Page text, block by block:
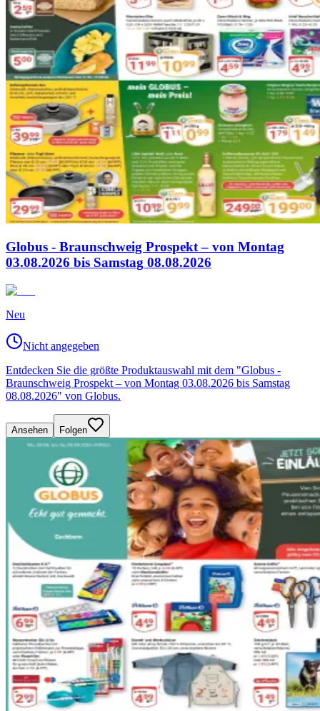
Globus - Braunschweig Prospekt – von Montag
03.08.2026 bis Samstag 08.08.2026
Neu
Nicht angegeben
Entdecken Sie die größte Produktauswahl mit dem "Globus -
Braunschweig Prospekt – von Montag 03.08.2026 bis Samstag
08.08.2026" von Globus.
Ansehen Folgen